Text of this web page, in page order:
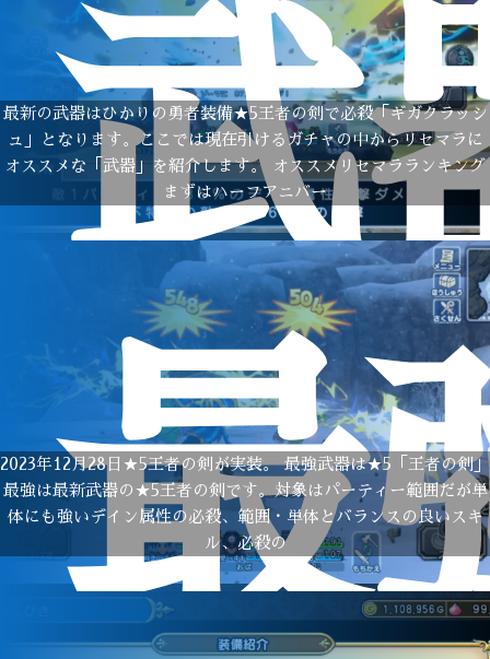
武
最新の武器はひかりの勇者装備★5王者の剣で必殺「ギガクラッシ
ュ」となります。ここでは現在引けるガチャの中からリセマラに
オススメな「武器」を紹介します。 オススメリセマラランキング
まずはハーフアニバー
最
2023年12月28日★5王者の剣が実装。 最強武器は★5「王者の剣」
最強は最新武器の★5王者の剣です。対象はパーティー範囲だが単
体にも強いデイン属性の必殺、範囲・単体とバランスの良いスキ
ル、必殺の